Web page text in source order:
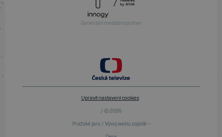
Generální mediální partner
Upravit nastavení cookies
/ © 2026
Pražské jaro / Vývoj webu zajistili —